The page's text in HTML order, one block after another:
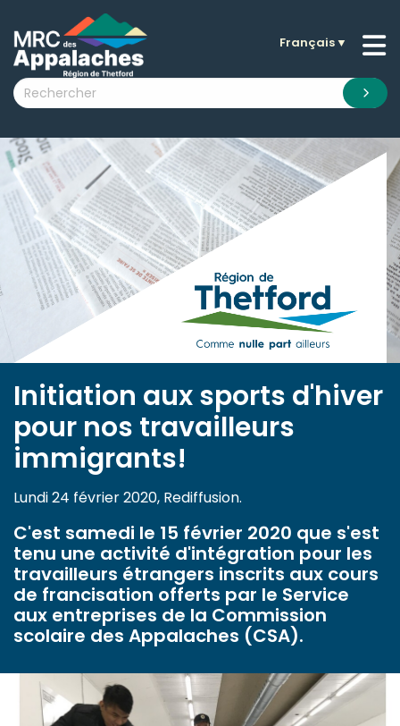
submenu (La MRC )
submenu (Citoyens )
submenu (Visiteurs )
submenu (Nouvelles )
submenu (Documentation )
Français▼
Initiation aux sports d'hiver
pour nos travailleurs
immigrants!
Lundi 24 février 2020, Rediffusion.
C'est samedi le 15 février 2020 que s'est
tenu une activité d'intégration pour les
travailleurs étrangers inscrits aux cours
de francisation offerts par le Service
aux entreprises de la Commission
scolaire des Appalaches (CSA).